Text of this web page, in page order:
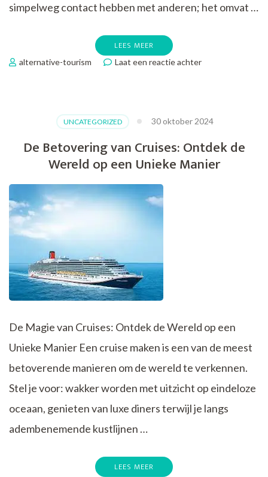
simpelweg contact hebben met anderen; het omvat …
LEES MEER
alternative-tourism Laat een reactie achterop
Media
Onze
Samenleving
UNCATEGORIZED 30 oktober 2024
De Betovering van Cruises: Ontdek de
Wereld op een Unieke Manier
De Magie van Cruises: Ontdek de Wereld op een
Unieke Manier Een cruise maken is een van de meest
betoverende manieren om de wereld te verkennen.
Stel je voor: wakker worden met uitzicht op eindeloze
oceaan, genieten van luxe diners terwijl je langs
adembenemende kustlijnen …
LEES MEER